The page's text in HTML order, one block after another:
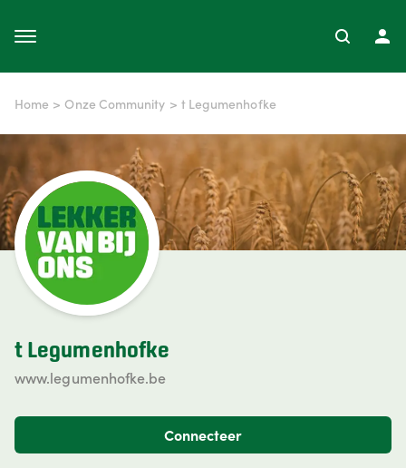
Home > Onze Community > t Legumenhofke
t Legumenhofke
www.legumenhofke.be
Connecteer